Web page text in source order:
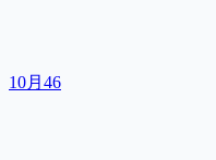
10月 46